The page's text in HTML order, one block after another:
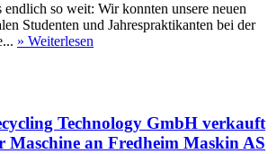
so weit: Wir konnten unsere neuen
Studenten und Jahrespraktikanten bei der
» Weiterlesen
Technology GmbH verkauft
Maschine an Fredheim Maskin AS